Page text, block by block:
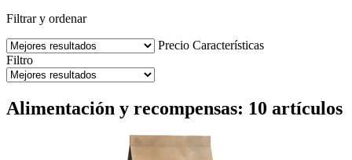
Filtrar y ordenar
Precio Características
Filtro
Alimentación y recompensas: 10 artículos